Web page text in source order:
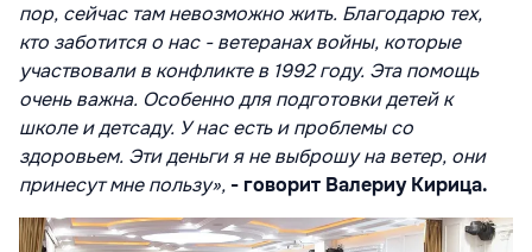
пор, сейчас там невозможно жить. Благодарю тех,
кто заботится о нас - ветеранах войны, которые
участвовали в конфликте в 1992 году. Эта помощь
очень важна. Особенно для подготовки детей к
школе и детсаду. У нас есть и проблемы со
здоровьем. Эти деньги я не выброшу на ветер, они
принесут мне пользу», - говорит Валериу Кирица.